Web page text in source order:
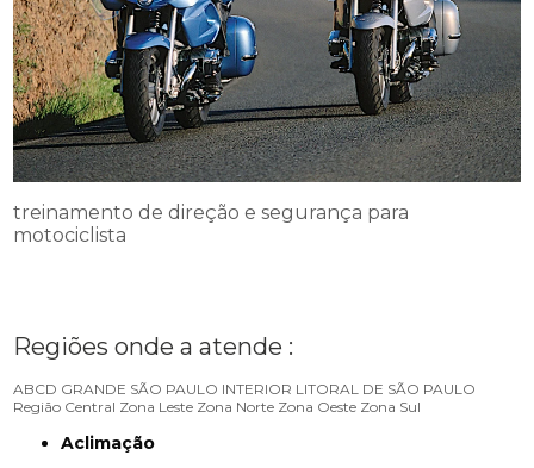
treinamento de direção e segurança para
motociclista
Regiões onde a atende :
ABCD GRANDE SÃO PAULO INTERIOR LITORAL DE SÃO PAULO
Região Central Zona Leste Zona Norte Zona Oeste Zona Sul
Aclimação